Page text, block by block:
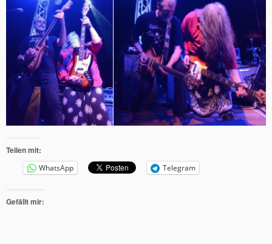
Teilen mit:
WhatsApp Telegram
Gefällt mir: